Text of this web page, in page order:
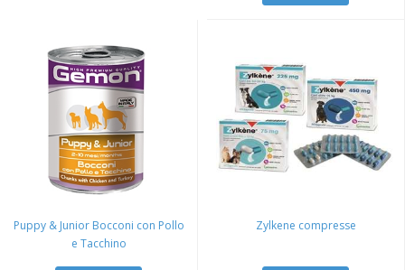
Puppy & Junior Bocconi con Pollo
e Tacchino
Zylkene compresse